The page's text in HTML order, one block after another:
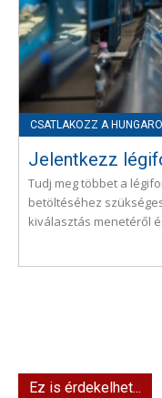
Jelentkezz
Tudj meg többet a
betöltéséhez
kiválasztás menetéről
Ez is érdekelhet...